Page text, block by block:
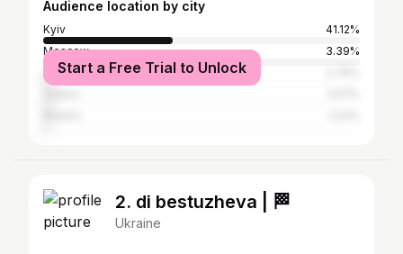
Audience location by city
Kyiv
41.12%
Moscow
3.39%
LvivStart a Free Trial to Unlock
2. di bestuzheva | 🏁
Ukraine